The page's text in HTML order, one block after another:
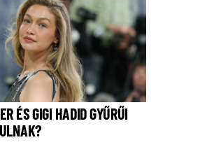
ÉS GIGI HADID GYŰRŰI